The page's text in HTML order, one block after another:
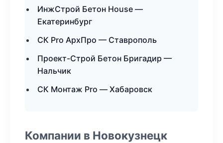
ИнжСтрой Бетон House —
Екатеринбург
СК Pro АрхПро — Ставрополь
Проект-Строй Бетон Бригадир —
Нальчик
СК Монтаж Pro — Хабаровск
Компании в Новокузнецк